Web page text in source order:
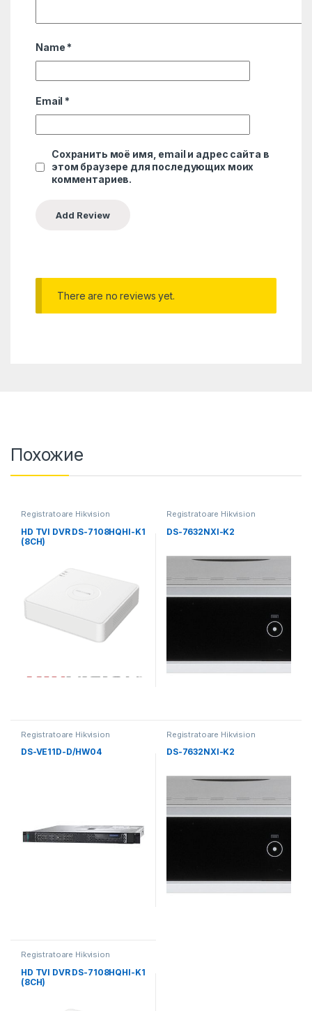
Name *
Email *
Сохранить моё имя, email и адрес сайта в
этом браузере для последующих моих
комментариев.
There are no reviews yet.
Похожие
Registratoare Hikvision
HD TVI DVR DS-7108HQHI-K1
(8CH)
Registratoare Hikvision
DS-7632NXI-K2
Registratoare Hikvision
DS-VE11D-D/HW04
Registratoare Hikvision
DS-7632NXI-K2
Registratoare Hikvision
HD TVI DVR DS-7108HQHI-K1
(8CH)